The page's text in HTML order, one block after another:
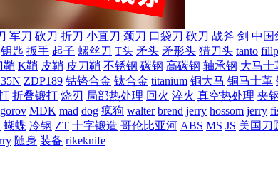
军刀 砍刀 折刀 小直刀 颈刀 口袋刀 砍刀 战斧 剑 中国
钥匙 扳手 起子 螺丝刀 T头 矛头 矛形头 猎刀头 tanto
鞘 K鞘 皮鞘 皮刀鞘 不锈钢 碳钢 高碳钢 轴承钢 大马士
ZDP189 钴铬合金 钛合金 titanium 铜大马 铜马士革
折叠锻打 烧刃 局部热处理 回火 淬火 真空热处理 夹
MDK mad dog 疯狗 walter brend jerry hossom jerry
蝴蝶 冷钢 ZT 十字锻造 哥伦比亚河 ABS MS JS 美国刀
随身 装备 rikeknife